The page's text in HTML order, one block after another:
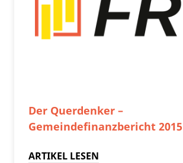
Der Querdenker –
Gemeindefinanzbericht 2015
ARTIKEL LESEN